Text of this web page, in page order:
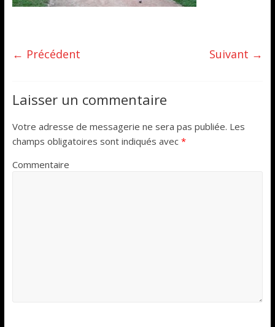
← Précédent Suivant →
Laisser un commentaire
Votre adresse de messagerie ne sera pas publiée. Les
champs obligatoires sont indiqués avec *
Commentaire